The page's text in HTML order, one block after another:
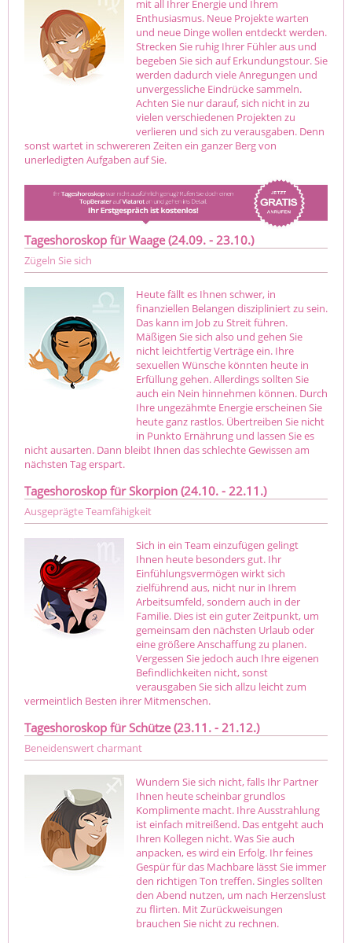
mit all Ihrer Energie und Ihrem
Enthusiasmus. Neue Projekte warten
und neue Dinge wollen entdeckt werden.
Strecken Sie ruhig Ihrer Fühler aus und
begeben Sie sich auf Erkundungstour. Sie
werden dadurch viele Anregungen und
unvergessliche Eindrücke sammeln.
Achten Sie nur darauf, sich nicht in zu
vielen verschiedenen Projekten zu
verlieren und sich zu verausgaben. Denn
sonst wartet in schwereren Zeiten ein ganzer Berg von
unerledigten Aufgaben auf Sie.
Tageshoroskop für Waage (24.09. - 23.10.)
Zügeln Sie sich
Heute fällt es Ihnen schwer, in
finanziellen Belangen diszipliniert zu sein.
Das kann im Job zu Streit führen.
Mäßigen Sie sich also und gehen Sie
nicht leichtfertig Verträge ein. Ihre
sexuellen Wünsche könnten heute in
Erfüllung gehen. Allerdings sollten Sie
auch ein Nein hinnehmen können. Durch
Ihre ungezähmte Energie erscheinen Sie
heute ganz rastlos. Übertreiben Sie nicht
in Punkto Ernährung und lassen Sie es
nicht ausarten. Dann bleibt Ihnen das schlechte Gewissen am
nächsten Tag erspart.
Tageshoroskop für Skorpion (24.10. - 22.11.)
Ausgeprägte Teamfähigkeit
Sich in ein Team einzufügen gelingt
Ihnen heute besonders gut. Ihr
Einfühlungsvermögen wirkt sich
zielführend aus, nicht nur in Ihrem
Arbeitsumfeld, sondern auch in der
Familie. Dies ist ein guter Zeitpunkt, um
gemeinsam den nächsten Urlaub oder
eine größere Anschaffung zu planen.
Vergessen Sie jedoch auch Ihre eigenen
Befindlichkeiten nicht, sonst
verausgaben Sie sich allzu leicht zum
vermeintlich Besten ihrer Mitmenschen.
Tageshoroskop für Schütze (23.11. - 21.12.)
Beneidenswert charmant
Wundern Sie sich nicht, falls Ihr Partner
Ihnen heute scheinbar grundlos
Komplimente macht. Ihre Ausstrahlung
ist einfach mitreißend. Das entgeht auch
Ihren Kollegen nicht. Was Sie auch
anpacken, es wird ein Erfolg. Ihr feines
Gespür für das Machbare lässt Sie immer
den richtigen Ton treffen. Singles sollten
den Abend nutzen, um nach Herzenslust
zu flirten. Mit Zurückweisungen
brauchen Sie nicht zu rechnen.